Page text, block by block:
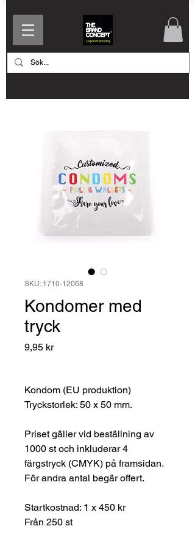
SKU: 1710-12068
Kondomer med
tryck
9,95 krPris
Kondom (EU produktion)
Tryckstorlek: 50 x 50 mm.
Priset gäller vid beställning av
1000 st och inkluderar 4
färgstryck (CMYK) på framsidan.
För andra antal begär offert.
Startkostnad: 1 x 450 kr
Från 250 st